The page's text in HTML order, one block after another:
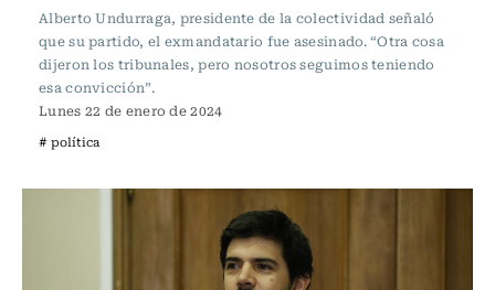
Alberto Undurraga, presidente de la colectividad señaló
que su partido, el exmandatario fue asesinado. “Otra cosa
dijeron los tribunales, pero nosotros seguimos teniendo
esa convicción”.
Lunes 22 de enero de 2024
# política